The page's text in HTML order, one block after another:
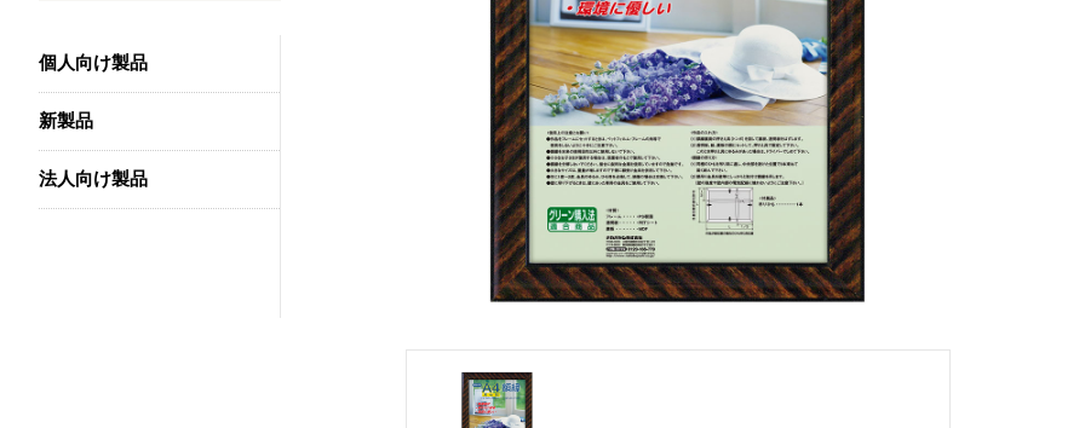
個人向け製品
新製品
法人向け製品